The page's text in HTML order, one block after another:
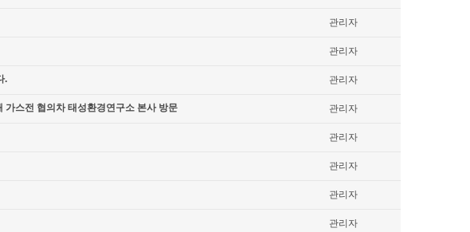
관리자
관리자
. 관리자
가스전 협의차 태성환경연구소 본사 방문 관리자
관리자
관리자
관리자
관리자